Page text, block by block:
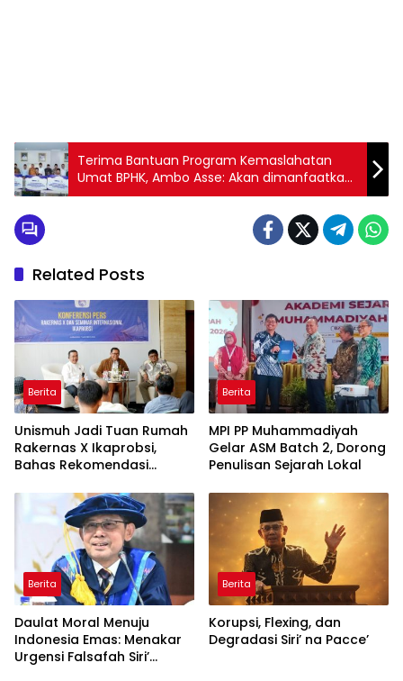
Terima Bantuan Program Kemaslahatan
Umat BPHK, Ambo Asse: Akan dimanfaatkan
dengan Baik
Related Posts
Berita
Unismuh Jadi Tuan Rumah
Rakernas X Ikaprobsi,
Bahas Rekomendasi
Indonesia di Tingkat
Global
Berita
MPI PP Muhammadiyah
Gelar ASM Batch 2, Dorong
Penulisan Sejarah Lokal
Berita
Daulat Moral Menuju
Indonesia Emas: Menakar
Urgensi Falsafah Siri’
Berita
Korupsi, Flexing, dan
Degradasi Siri’ na Pacce’